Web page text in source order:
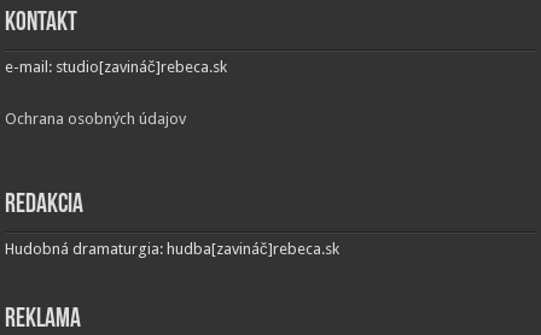
Kontakt
e-mail: studio[zavináč]rebeca.sk
Ochrana osobných údajov
Redakcia
Hudobná dramaturgia: hudba[zavináč]rebeca.sk
Reklama